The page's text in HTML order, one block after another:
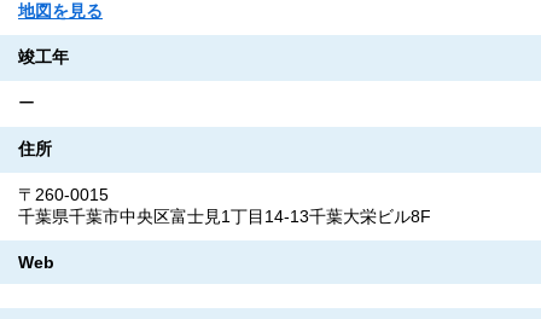
地図を見る
竣工年
ー
住所
〒260-0015
千葉県千葉市中央区富士見1丁目14-13千葉大栄ビル8F
Web